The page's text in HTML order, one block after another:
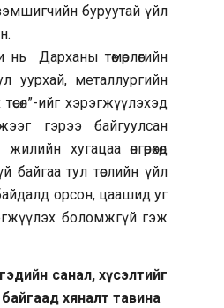
буруутай үйл
Дарханы төмөрлөгийн
уурхай, металлургийн
ийг хэрэгжүүлэхэд
гэрээ байгуулсан
хугацаа өнгөрөхөд
байгаа тул төслийн үйл
орсон, цаашид уг
боломжгүй гэж
санал, хүсэлтийг
хяналт тавина